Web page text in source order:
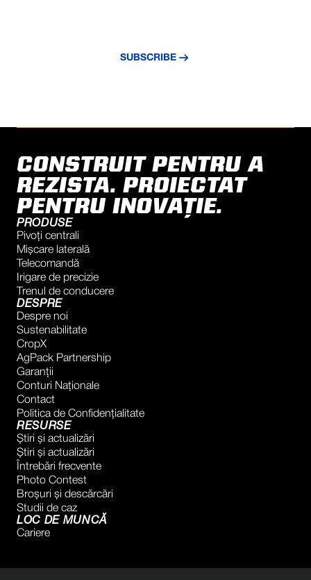
SUBSCRIBE
CONSTRUIT PENTRU A
REZISTA. PROIECTAT
PENTRU INOVAȚIE.
PRODUSE
Pivoți centrali
Mișcare laterală
Telecomandă
Irigare de precizie
Trenul de conducere
DESPRE
Despre noi
Sustenabilitate
CropX
AgPack Partnership
Garanţii
Conturi Naţionale
Contact
Politica de Confidențialitate
RESURSE
Știri și actualizări
Știri și actualizări
Întrebări frecvente
Photo Contest
Broșuri și descărcări
Studii de caz
LOC DE MUNCĂ
Cariere